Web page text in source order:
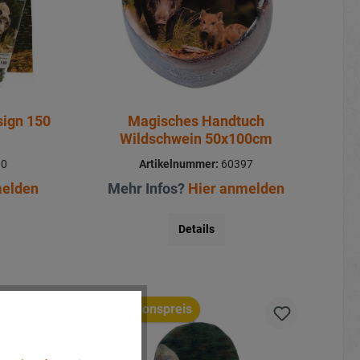
150
Magisches Handtuch
Wildschwein 50x100cm
Artikelnummer: 60397
Mehr Infos? Hier anmelden
Details
Aktionspreis